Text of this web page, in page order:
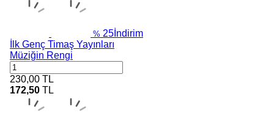
% 25 İndirim
İlk Genç Timaş Yayınları
Müziğin Rengi
230,00 TL
172,50 TL